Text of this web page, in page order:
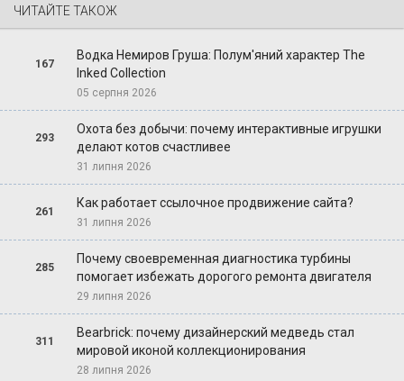
ЧИТАЙТЕ ТАКОЖ
167
Водка Немиров Груша: Полум'яний характер The
Inked Collection
05 серпня 2026
293
Охота без добычи: почему интерактивные игрушки
делают котов счастливее
31 липня 2026
261
Как работает ссылочное продвижение сайта?
31 липня 2026
285
Почему своевременная диагностика турбины
помогает избежать дорогого ремонта двигателя
29 липня 2026
311
Bearbrick: почему дизайнерский медведь стал
мировой иконой коллекционирования
28 липня 2026